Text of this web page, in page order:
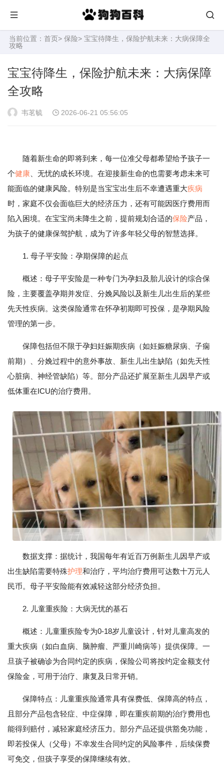
当前位置： 首页> 保险> 宝宝待降生，保险护航未来：大病保障全
攻略
宝宝待降生，保险护航未来：大病保障
全攻略
韦茗毓 2026-06-21 05:56:05
随着新生命的即将到来，每一位准父母都希望给予孩子一
个健康 、无忧的成长环境。在迎接新生命的也需要考虑未来可
能面临的健康风险。特别是当宝宝出生后不幸遭遇重大疾病
时，家庭不仅会面临巨大的经济压力，还有可能因医疗费用而
陷入困境。在宝宝尚未降生之前，提前规划合适的保险产品，
为孩子的健康保驾护航，成为了许多年轻父母的智慧选择。
1. 母子平安险：孕期保障的起点
概述：母子平安险是一种专门为孕妇及胎儿设计的综合保
险，主要覆盖孕期并发症、分娩风险以及新生儿出生后的某些
先天性疾病。这类保险通常在怀孕初期即可投保，是孕期风险
管理的第一步。
保障包括但不限于孕妇妊娠期疾病（如妊娠糖尿病、子痫
前期）、分娩过程中的意外事故、新生儿出生缺陷（如先天性
心脏病、神经管缺陷）等。部分产品还扩展至新生儿因早产或
低体重在ICU的治疗费用。
数据支撑：据统计，我国每年有近百万例新生儿因早产或
出生缺陷需要特殊护理和治疗，平均治疗费用可达数十万元人
民币。母子平安险能有效减轻这部分经济负担。
2. 儿童重疾险：大病无忧的基石
概述：儿童重疾险专为0-18岁儿童设计，针对儿童高发的
重大疾病（如白血病、脑肿瘤、严重川崎病等）提供保障。一
旦孩子被确诊为合同约定的疾病，保险公司将按约定金额支付
保险金，可用于治疗、康复及日常开销。
保障特点：儿童重疾险通常具有保费低、保障高的特点，
且部分产品包含轻症、中症保障，即在重疾前期的治疗费用也
能得到赔付，减轻家庭经济压力。部分产品还提供豁免功能，
即若投保人（父母）不幸发生合同约定的风险事件，后续保费
可免交，但孩子享受的保障继续有效。